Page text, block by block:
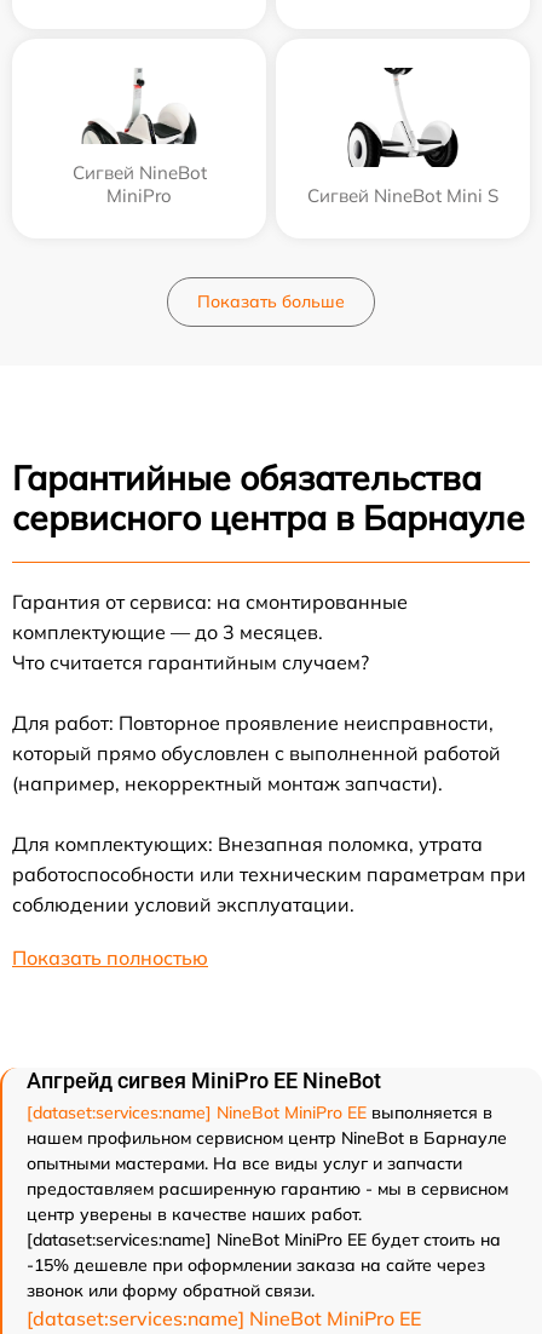
Сигвей NineBot
MiniPro
Сигвей NineBot Mini S
Показать больше
Гарантийные обязательства
сервисного центра в Барнауле
Гарантия от сервиса: на смонтированные
комплектующие — до 3 месяцев.
Что считается гарантийным случаем?
Для работ: Повторное проявление неисправности,
который прямо обусловлен с выполненной работой
(например, некорректный монтаж запчасти).
Для комплектующих: Внезапная поломка, утрата
работоспособности или техническим параметрам при
соблюдении условий эксплуатации.
Показать полностью
Апгрейд сигвея MiniPro EE NineBot
[dataset:services:name] NineBot MiniPro EE выполняется в
нашем профильном сервисном центр NineBot в Барнауле
опытными мастерами. На все виды услуг и запчасти
предоставляем расширенную гарантию - мы в сервисном
центр уверены в качестве наших работ.
[dataset:services:name] NineBot MiniPro EE будет стоить на
-15% дешевле при оформлении заказа на сайте через
звонок или форму обратной связи.
[dataset:services:name] NineBot MiniPro EE